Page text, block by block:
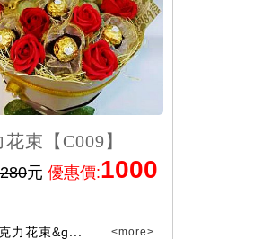
束【C009】
元 優惠價:1000
力花束&g... <more>